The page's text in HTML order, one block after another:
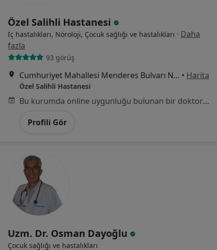
Özel Salihli Hastanesi
İç hastalıkları, Nöroloji, Çocuk sağlığı ve hastalıkları · Daha
fazla
93 görüş
Cumhuriyet Mahallesi Menderes Bulvarı No:48, Manisa • Harita
Özel Salihli Hastanesi
Bu kurumda online uygunluğu bulunan bir doktor veya uzman bulunamadı
Profili Gör
Uzm. Dr. Osman Dayoğlu
Çocuk sağlığı ve hastalıkları